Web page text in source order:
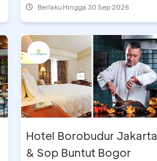
Berlaku Hingga 30 Sep 2026
Hotel Borobudur Jakarta
& Sop Buntut Bogor